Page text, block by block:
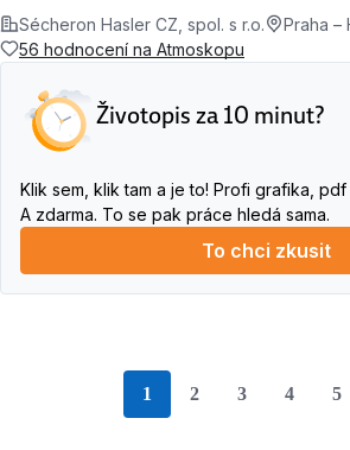
Sécheron Hasler CZ, spol. s r.o.
Praha –
56 hodnocení na Atmoskopu
Životopis za 10 minut?
Klik sem, klik tam a je to! Profi grafika,
A zdarma. To se pak práce hledá sama.
To chci zkusit
stránka
1 2 3 4 5